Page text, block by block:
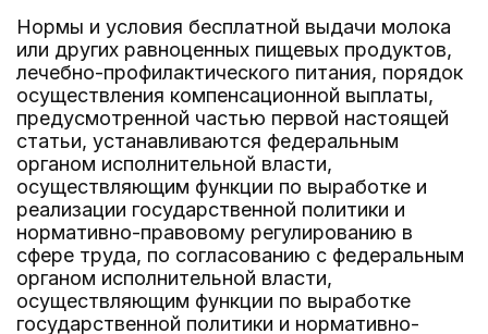
Нормы и условия бесплатной выдачи молока
или других равноценных пищевых продуктов,
лечебно-профилактического питания, порядок
осуществления компенсационной выплаты,
предусмотренной частью первой настоящей
статьи, устанавливаются федеральным
органом исполнительной власти,
осуществляющим функции по выработке и
реализации государственной политики и
нормативно-правовому регулированию в
сфере труда, по согласованию с федеральным
органом исполнительной власти,
осуществляющим функции по выработке
государственной политики и нормативно-